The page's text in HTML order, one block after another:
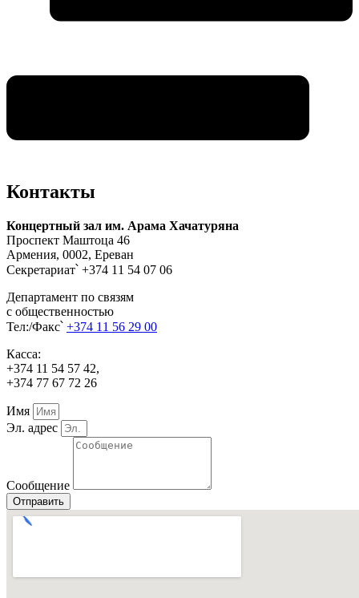
Контакты
Концертный зал им. Арама Хачатуряна
Проспект Маштоца 46
Армения, 0002, Ереван
Секретариат՝ +374 11 54 07 06
Департамент по связям
с общественностью
Тел:/Факс՝ +374 11 56 29 00
Касса:
+374 11 54 57 42,
+374 77 67 72 26
Имя
Эл. адрес
Сообщение
Отправить